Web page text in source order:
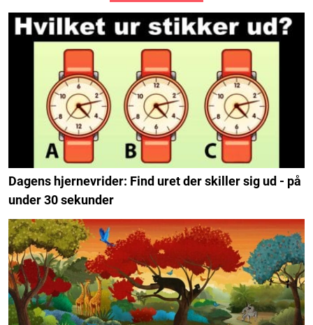
Dagens hjernevrider: Find uret der skiller sig ud - på
under 30 sekunder